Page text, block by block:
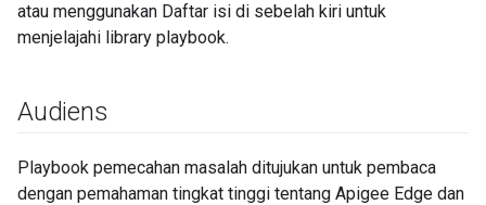
atau menggunakan Daftar isi di sebelah kiri untuk
menjelajahi library playbook.
Audiens
Playbook pemecahan masalah ditujukan untuk pembaca
dengan pemahaman tingkat tinggi tentang Apigee Edge dan